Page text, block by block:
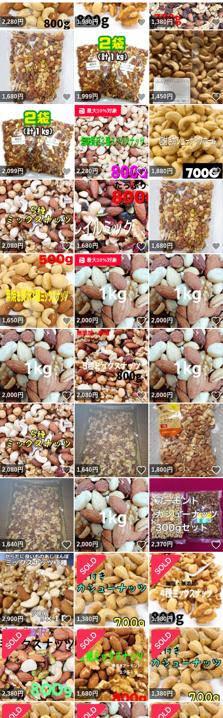
2,280円 いいね！
1,980円 いいね！
1,380円
1,680円 いいね！
1,999円 いいね！
1,450円
2,099円 いいね！
2,280円 いいね！
最大10%対象
1,880円
2,080円 いいね！
1,680円 いいね！
1,680円
1,650円 いいね！
2,000円 いいね！
最大10%対象
2,000円
2,000円 いいね！
2,080円 いいね！
2,000円
2,080円 いいね！
1,640円 いいね！
1,800円
1,640円 いいね！
2,000円 いいね！
2,370円
2,900円 いいね！
1,380円 1,980円
2,380円 1,680円 1,380円